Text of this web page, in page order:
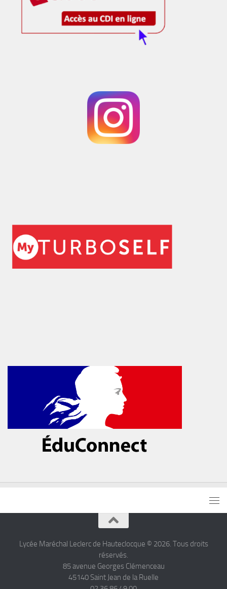
Lycée Maréchal Leclerc de Hauteclocque © 2026. Tous droits
réservés.
85 avenue Georges Clémenceau
45140 Saint Jean de la Ruelle